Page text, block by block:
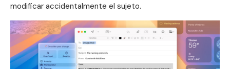
modificar accidentalmente el sujeto.